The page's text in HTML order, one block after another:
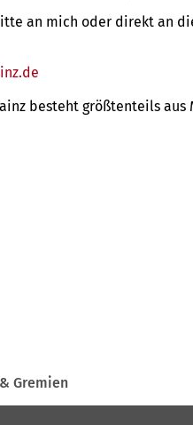
an mich oder direkt an
de
besteht größtenteils
Gremien